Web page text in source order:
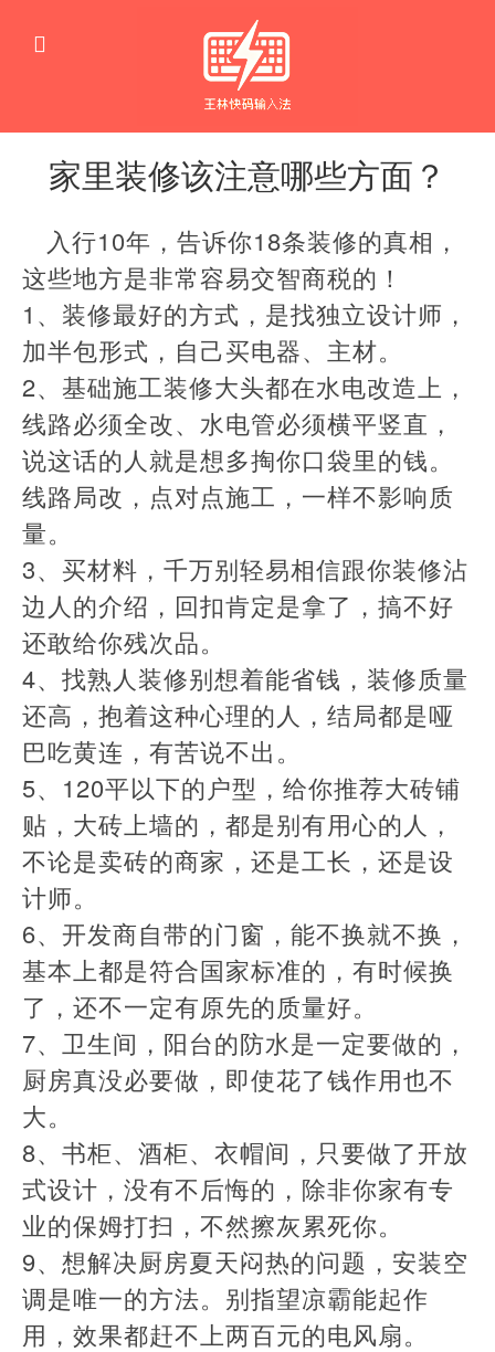
家里装修该注意哪些方面？
入行10年，告诉你18条装修的真相，
这些地方是非常容易交智商税的！
​1、装修最好的方式，是找独立设计师，
加半包形式，自己买电器、主材。
​2、基础施工装修大头都在水电改造上，
线路必须全改、水电管必须横平竖直，
说这话的人就是想多掏你口袋里的钱。
线路局改，点对点施工，一样不影响质
量。
​3、买材料，千万别轻易相信跟你装修沾
边人的介绍，回扣肯定是拿了，搞不好
还敢给你残次品。
​4、找熟人装修别想着能省钱，装修质量
还高，抱着这种心理的人，结局都是哑
巴吃黄连，有苦说不出。
​5、120平以下的户型，给你推荐大砖铺
贴，大砖上墙的，都是别有用心的人，
不论是卖砖的商家，还是工长，还是设
计师。
​6、开发商自带的门窗，能不换就不换，
基本上都是符合国家标准的，有时候换
了，还不一定有原先的质量好。
​7、卫生间，阳台的防水是一定要做的，
厨房真没必要做，即使花了钱作用也不
大。
​8、书柜、酒柜、衣帽间，只要做了开放
式设计，没有不后悔的，除非你家有专
业的保姆打扫，不然擦灰累死你。
​9、想解决厨房夏天闷热的问题，安装空
调是唯一的方法。别指望凉霸能起作
用，效果都赶不上两百元的电风扇。